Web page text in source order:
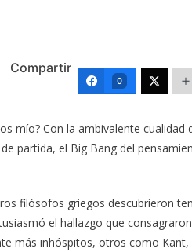
Compartir
0
mío? Con la ambivalente cualidad
partida, el Big Bang del
filósofos griegos descubrieron
el hallazgo que
más inhóspitos, otros como Kant,